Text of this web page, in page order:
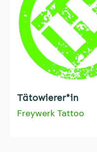
Tätowierer*in
Freywerk Tattoo